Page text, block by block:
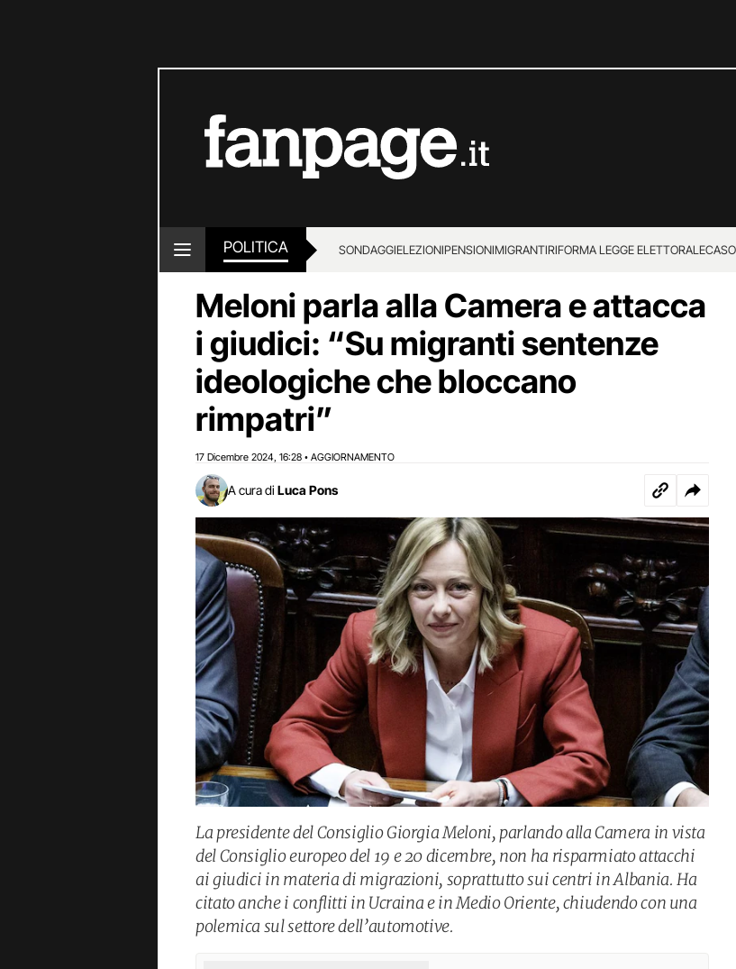
POLITICA SONDAGGIELEZIONIPENSIONIMIGRANTIRIFORMA LEGGE ELETTORALE
Meloni parla alla Camera e attacca
i giudici: “Su migranti sentenze
ideologiche che bloccano
rimpatri”
17 Dicembre 2024 16:28 • AGGIORNAMENTO
A cura di Luca Pons
La presidente del Consiglio Giorgia Meloni, parlando alla Camera in vista
del Consiglio europeo del 19 e 20 dicembre, non ha risparmiato attacchi
ai giudici in materia di migrazioni, soprattutto sui centri in Albania. Ha
citato anche i conflitti in Ucraina e in Medio Oriente, chiudendo con una
polemica sul settore dell’automotive.